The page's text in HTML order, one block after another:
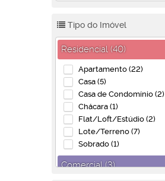
Tipo do Imóvel
Residencial (40)
Apartamento (22)
Casa (5)
Casa de Condomínio (2)
Chácara (1)
Flat/Loft/Estúdio (2)
Lote/Terreno (7)
Sobrado (1)
Comercial (3)